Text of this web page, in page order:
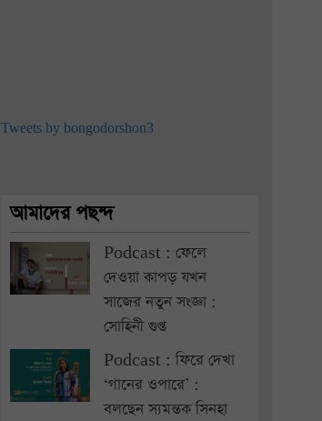
Tweets by bongodorshon3
আমাদের পছন্দ
Podcast : ফেলে
দেওয়া কাপড় যখন
সাজের নতুন সংজ্ঞা :
সোহিনী গুপ্ত
Podcast : ফিরে দেখা
‘গানের ওপারে’ :
বলছেন স্যমন্তক সিনহা